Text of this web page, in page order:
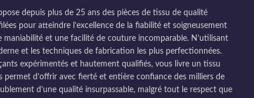
depuis plus de 25 ans des pièces de tissu de qualité
pour atteindre l’excellence de la fiabilité et soigneusement
et une facilité de couture incomparable. N’utilisant
et les techniques de fabrication les plus perfectionnées.
expérimentés et hautement qualifiés, vous livre un tissu
permet d’offrir avec fierté et entière confiance des milliers de
d’une qualité insurpassable, malgré tout le respect que